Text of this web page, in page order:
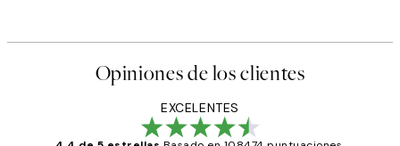
Opiniones de los clientes
EXCELENTES